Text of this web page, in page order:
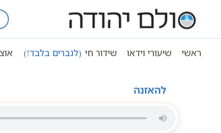
ראשי שיעורי וידאו שידור חי (לגברים בלבד!)
עמוד ראשי שיעורי וידאו שיעורי
תלמוד עשר הספירות | העמוד היומי | עמוד נב | הרב
להאזנה